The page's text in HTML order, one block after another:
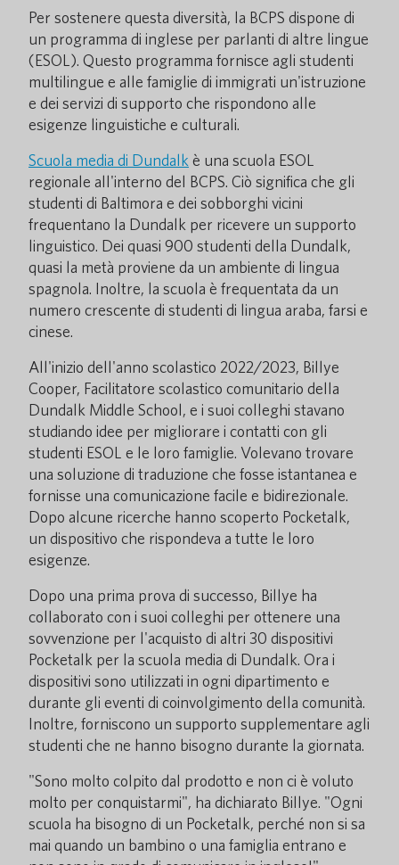
Per sostenere questa diversità, la BCPS dispone di
un programma di inglese per parlanti di altre lingue
(ESOL). Questo programma fornisce agli studenti
multilingue e alle famiglie di immigrati un'istruzione
e dei servizi di supporto che rispondono alle
esigenze linguistiche e culturali.
Scuola media di Dundalk è una scuola ESOL
regionale all'interno del BCPS. Ciò significa che gli
studenti di Baltimora e dei sobborghi vicini
frequentano la Dundalk per ricevere un supporto
linguistico. Dei quasi 900 studenti della Dundalk,
quasi la metà proviene da un ambiente di lingua
spagnola. Inoltre, la scuola è frequentata da un
numero crescente di studenti di lingua araba, farsi e
cinese.
All'inizio dell'anno scolastico 2022/2023, Billye
Cooper, Facilitatore scolastico comunitario della
Dundalk Middle School, e i suoi colleghi stavano
studiando idee per migliorare i contatti con gli
studenti ESOL e le loro famiglie. Volevano trovare
una soluzione di traduzione che fosse istantanea e
fornisse una comunicazione facile e bidirezionale.
Dopo alcune ricerche hanno scoperto Pocketalk,
un dispositivo che rispondeva a tutte le loro
esigenze.
Dopo una prima prova di successo, Billye ha
collaborato con i suoi colleghi per ottenere una
sovvenzione per l'acquisto di altri 30 dispositivi
Pocketalk per la scuola media di Dundalk. Ora i
dispositivi sono utilizzati in ogni dipartimento e
durante gli eventi di coinvolgimento della comunità.
Inoltre, forniscono un supporto supplementare agli
studenti che ne hanno bisogno durante la giornata.
"Sono molto colpito dal prodotto e non ci è voluto
molto per conquistarmi", ha dichiarato Billye. "Ogni
scuola ha bisogno di un Pocketalk, perché non si sa
mai quando un bambino o una famiglia entrano e